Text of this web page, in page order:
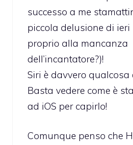
successo a me
piccola delusione di ieri
proprio alla mancanza
dell’incantatore?)!
Siri è davvero qualcosa
Basta vedere come è
ad iOS per capirlo!
Comunque penso che